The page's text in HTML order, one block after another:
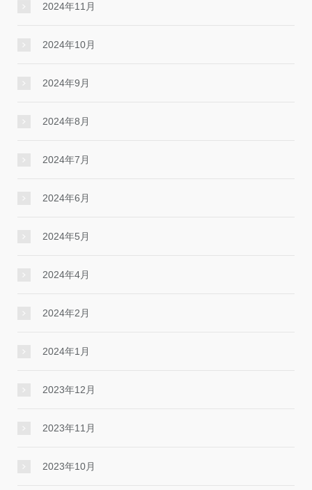
2024年11月
2024年10月
2024年9月
2024年8月
2024年7月
2024年6月
2024年5月
2024年4月
2024年2月
2024年1月
2023年12月
2023年11月
2023年10月